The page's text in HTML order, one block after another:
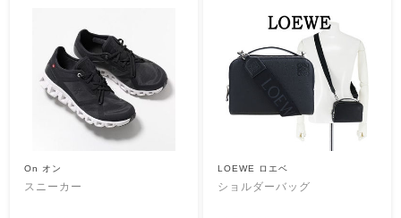
On オン
スニーカー
LOEWE ロエベ
ショルダーバッグ